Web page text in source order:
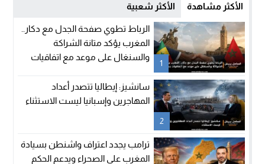
الأكثر مشاهدة الأكثر شعبية
1
الرباط تطوي صفحة الجدل مع دكار..
المغرب يؤكد متانة الشراكة
والسنغال على موعد مع اتفاقيات
2
سانشيز: إيطاليا تتصدر أعداد
المهاجرين وإسبانيا ليست الاستثناء
ترامب يجدد اعتراف واشنطن بسيادة
المغرب على الصحراء ويدعم الحكم